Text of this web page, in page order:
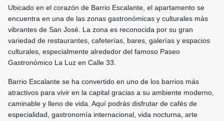
Ubicado en el corazón de Barrio Escalante, el apartamento se
encuentra en una de las zonas gastronómicas y culturales más
vibrantes de San José. La zona es reconocida por su gran
variedad de restaurantes, cafeterías, bares, galerías y espacios
culturales, especialmente alrededor del famoso Paseo
Gastronómico La Luz en Calle 33.
Barrio Escalante se ha convertido en uno de los barrios más
atractivos para vivir en la capital gracias a su ambiente moderno,
caminable y lleno de vida. Aquí podrás disfrutar de cafés de
especialidad, gastronomía internacional, vida nocturna, arte